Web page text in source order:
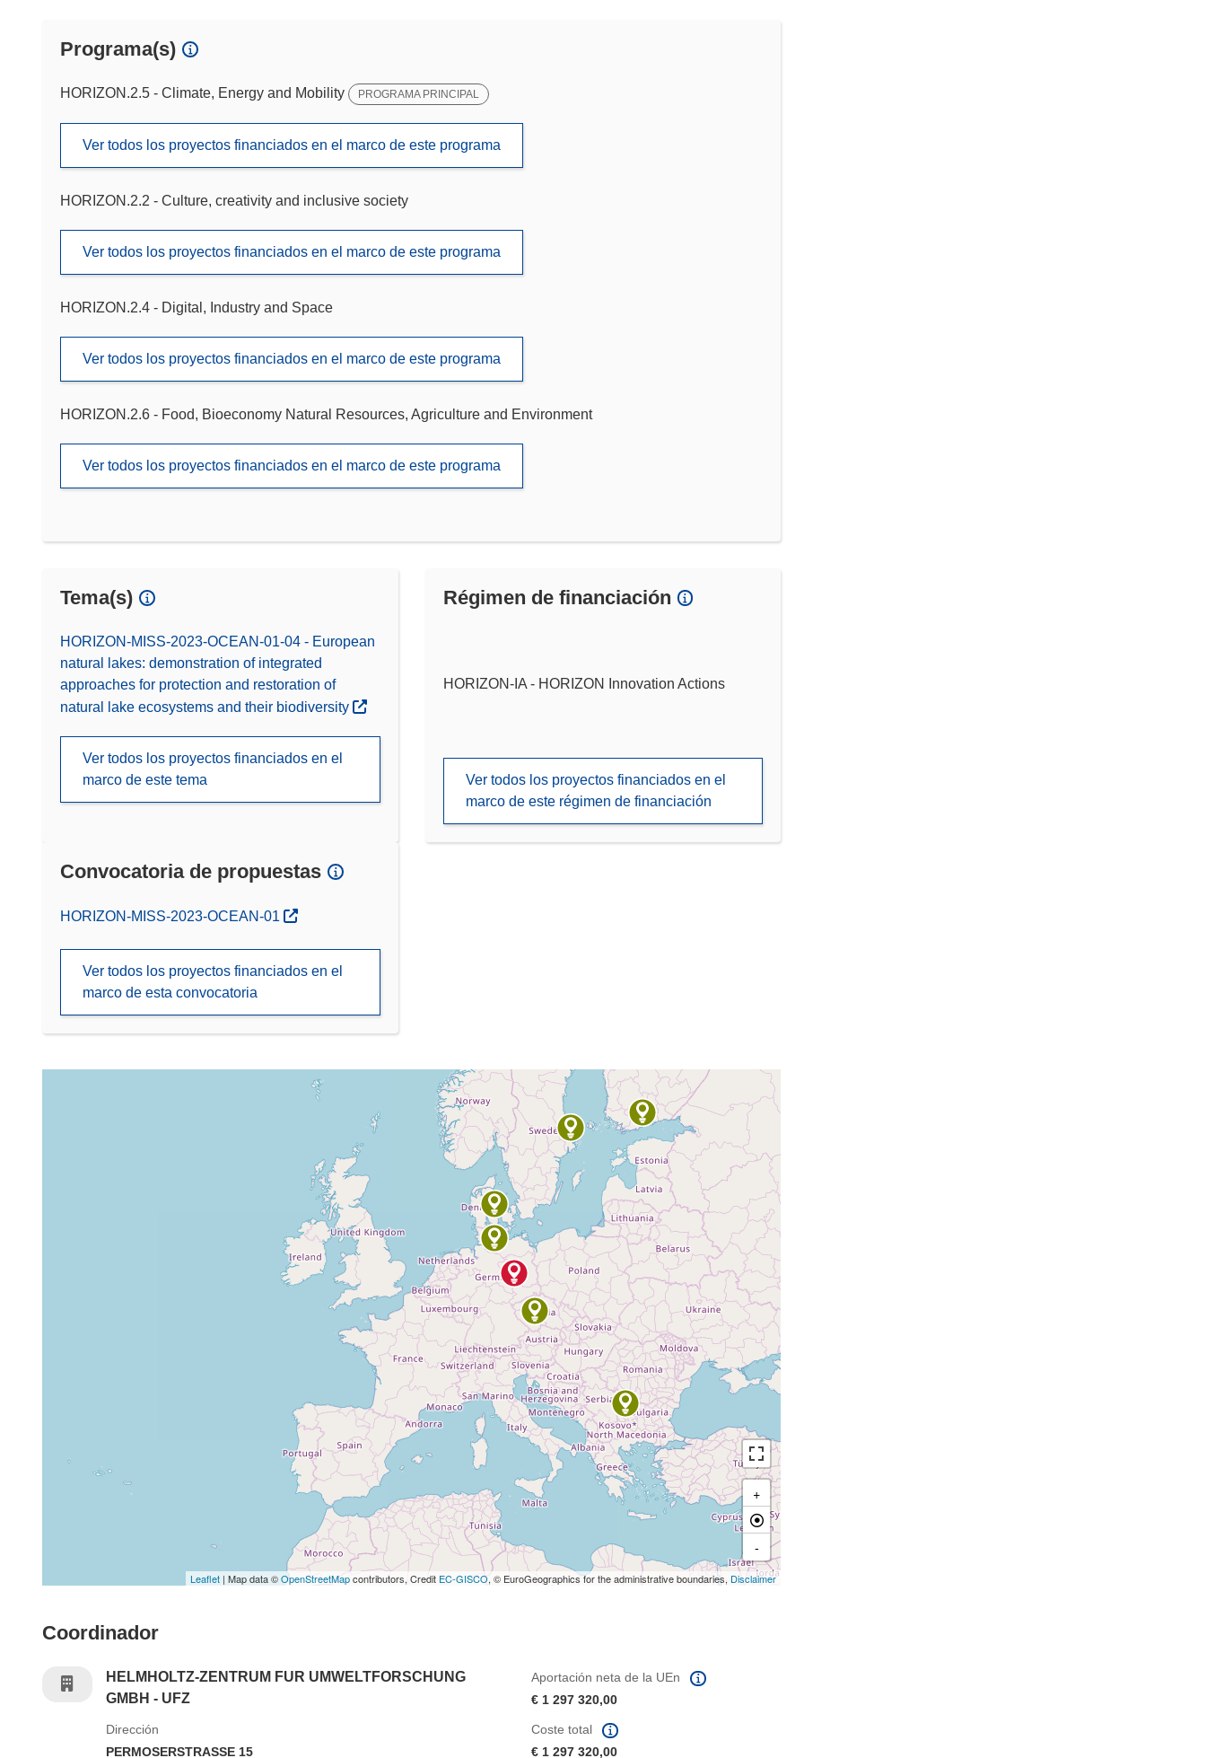
Programa(s)
HORIZON.2.5 - Climate, Energy and Mobility PROGRAMA PRINCIPAL
Ver todos los proyectos financiados en el marco de este programa
HORIZON.2.2 - Culture, creativity and inclusive society
Ver todos los proyectos financiados en el marco de este programa
HORIZON.2.4 - Digital, Industry and Space
Ver todos los proyectos financiados en el marco de este programa
HORIZON.2.6 - Food, Bioeconomy Natural Resources, Agriculture and Environment
Ver todos los proyectos financiados en el marco de este programa
Tema(s)
HORIZON-MISS-2023-OCEAN-01-04 - European
natural lakes: demonstration of integrated
approaches for protection and restoration of
natural lake ecosystems and their biodiversity
Ver todos los proyectos financiados en el
marco de este tema
Régimen de financiación
HORIZON-IA - HORIZON Innovation Actions
Ver todos los proyectos financiados en el
marco de este régimen de financiación
Convocatoria de propuestas
(se abrirá en una nueva ventana)
HORIZON-MISS-2023-OCEAN-01
Ver todos los proyectos financiados en el
marco de esta convocatoria
+
-
Leaflet | Map data ©OpenStreetMapcontributors, Credit EC-GISCO, © EuroGeographics for the administrative boundaries, Disclaimer
Coordinador
HELMHOLTZ-ZENTRUM FUR UMWELTFORSCHUNG
GMBH - UFZ
Aportación neta de la UEn
€ 1 297 320,00
Dirección
PERMOSERSTRASSE 15
Coste total
€ 1 297 320,00